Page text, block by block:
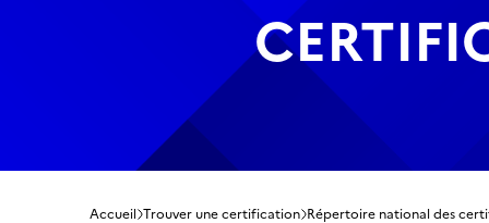
Accueil Trouver une certification Répertoire national des